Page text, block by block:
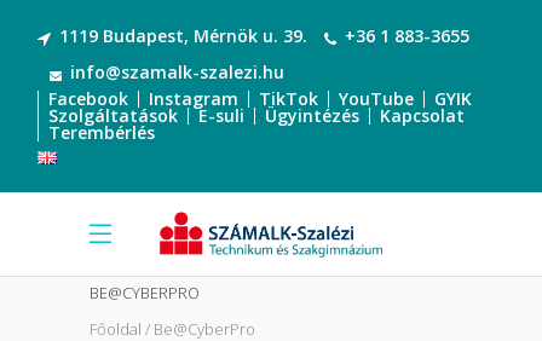
1119 Budapest, Mérnök u. 39.
+36 1 883-3655
info@szamalk-szalezi.hu
Facebook
Instagram TikTok YouTube GYIK
Szolgáltatások E-suli Ügyintézés Kapcsolat
Terembérlés
BE@CYBERPRO
Főoldal Be@CyberPro